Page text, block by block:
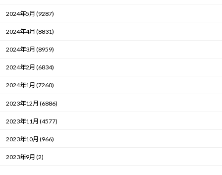
2024年5月 (9287)
2024年4月 (8831)
2024年3月 (8959)
2024年2月 (6834)
2024年1月 (7260)
2023年12月 (6886)
2023年11月 (4577)
2023年10月 (966)
2023年9月 (2)